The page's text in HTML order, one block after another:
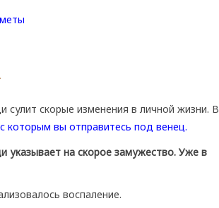
скорые изменения в личной жизни. В
которым вы отправитесь под венец.
указывает на скорое замужество. Уже в
воспаление.